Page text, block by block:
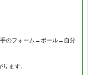
手のフォーム→ボール→自分
ます。